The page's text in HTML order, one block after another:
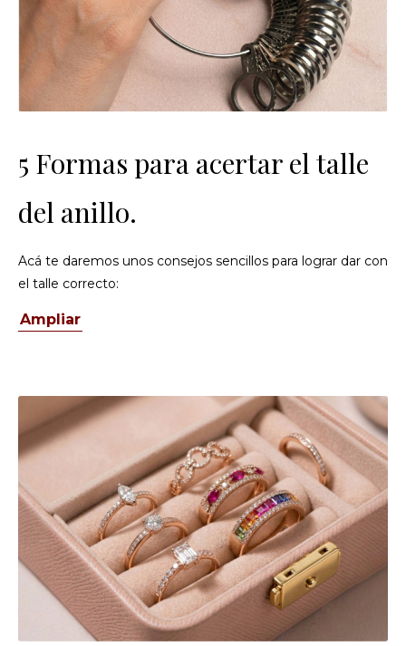
5 Formas para acertar el talle
del anillo.
Acá te daremos unos consejos sencillos para lograr dar con
el talle correcto:
Ampliar